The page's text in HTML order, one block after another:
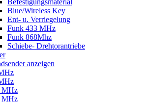
Blue/Wireless Key
Ent- u. Verriegelung
Funk 433 MHz
Funk 868Mhz
Schiebe- Drehtorantriebe
anzeigen
MHz
MHz